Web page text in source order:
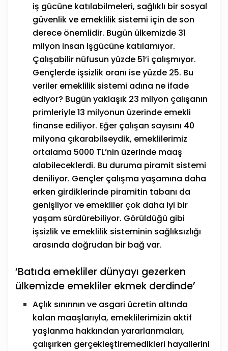
iş gücüne katılabilmeleri, sağlıklı bir sosyal
güvenlik ve emeklilik sistemi için de son
derece önemlidir. Bugün ülkemizde 31
milyon insan işgücüne katılamıyor.
Çalışabilir nüfusun yüzde 51’i çalışmıyor.
Gençlerde işsizlik oranı ise yüzde 25. Bu
veriler emeklilik sistemi adına ne ifade
ediyor? Bugün yaklaşık 23 milyon çalışanın
primleriyle 13 milyonun üzerinde emekli
finanse ediliyor. Eğer çalışan sayısını 40
milyona çıkarabilseydik, emeklilerimiz
ortalama 5000 TL’nin üzerinde maaş
alabileceklerdi. Bu duruma piramit sistemi
deniliyor. Gençler çalışma yaşamına daha
erken girdiklerinde piramitin tabanı da
genişliyor ve emekliler çok daha iyi bir
yaşam sürdürebiliyor. Görüldüğü gibi
işsizlik ve emeklilik sisteminin sağlıksızlığı
arasında doğrudan bir bağ var.
‘Batıda emekliler dünyayı gezerken
ülkemizde emekliler ekmek derdinde’
Açlık sınırının ve asgari ücretin altında
kalan maaşlarıyla, emeklilerimizin aktif
yaşlanma hakkından yararlanmaları,
çalışırken gerçekleştiremedikleri hayallerini